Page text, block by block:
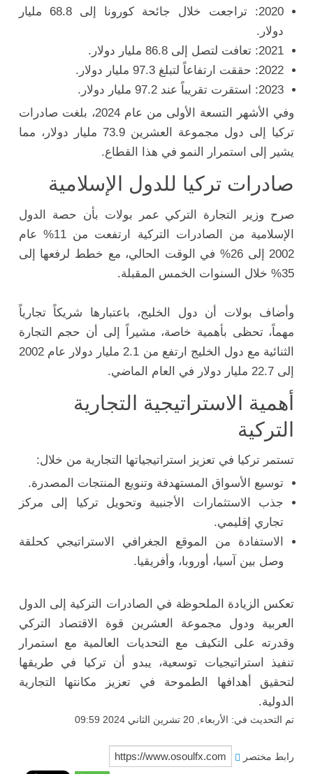
2020: تراجعت خلال جائحة كورونا إلى 68.8 مليار
دولار.
2021: تعافت لتصل إلى 86.8 مليار دولار.
2022: حققت ارتفاعاً لتبلغ 97.3 مليار دولار.
2023: استقرت تقريباً عند 97.2 مليار دولار.
وفي الأشهر التسعة الأولى من عام 2024، بلغت صادرات
تركيا إلى دول مجموعة العشرين 73.9 مليار دولار، مما
يشير إلى استمرار النمو في هذا القطاع.
صادرات تركيا للدول الإسلامية
صرح وزير التجارة التركي عمر بولات بأن حصة الدول
الإسلامية من الصادرات التركية ارتفعت من 11% عام
2002 إلى 26% في الوقت الحالي، مع خطط لرفعها إلى
35% خلال السنوات الخمس المقبلة.
وأضاف بولات أن دول الخليج، باعتبارها شريكاً تجارياً
مهماً، تحظى بأهمية خاصة، مشيراً إلى أن حجم التجارة
الثنائية مع دول الخليج ارتفع من 2.1 مليار دولار عام 2002
إلى 22.7 مليار دولار في العام الماضي.
أهمية الاستراتيجية التجارية
التركية
تستمر تركيا في تعزيز استراتيجياتها التجارية من خلال:
توسيع الأسواق المستهدفة وتنويع المنتجات المصدرة.
جذب الاستثمارات الأجنبية وتحويل تركيا إلى مركز
تجاري إقليمي.
الاستفادة من الموقع الجغرافي الاستراتيجي كحلقة
وصل بين آسيا، أوروبا، وأفريقيا.
تعكس الزيادة الملحوظة في الصادرات التركية إلى الدول
العربية ودول مجموعة العشرين قوة الاقتصاد التركي
وقدرته على التكيف مع التحديات العالمية مع استمرار
تنفيذ استراتيجيات توسعية، يبدو أن تركيا في طريقها
لتحقيق أهدافها الطموحة في تعزيز مكانتها التجارية
الدولية.
تم التحديث في: الأربعاء, 20 تشرين الثاني 2024 09:59
رابط مختصر